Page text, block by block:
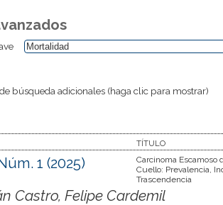
búsqueda adicionales (haga clic para mostrar)
TÍTULO
1 (2025)
Carcinoma Escamoso
Cuello: Prevalencia,
Trascendencia
Castro, Felipe Cardemil